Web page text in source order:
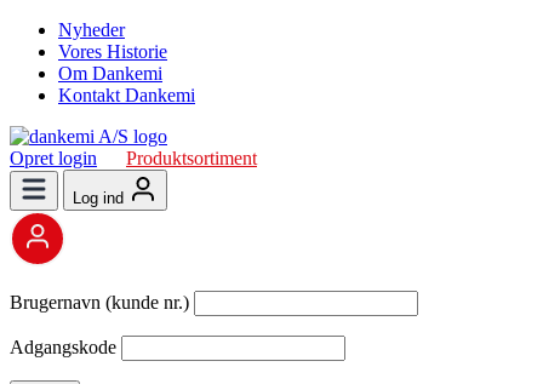
Nyheder
Vores Historie
Om Dankemi
Kontakt Dankemi
Opret login Produktsortiment
Log ind
Brugernavn (kunde nr.)
Adgangskode